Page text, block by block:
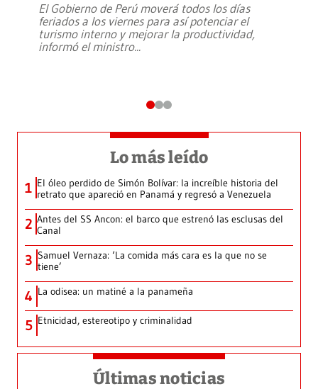
El Gobierno de Perú moverá todos los días
feriados a los viernes para así potenciar el
turismo interno y mejorar la productividad,
informó el ministro...
Lo más leído
1 El óleo perdido de Simón Bolívar: la increíble historia del
retrato que apareció en Panamá y regresó a Venezuela
2 Antes del SS Ancon: el barco que estrenó las esclusas del
Canal
3 Samuel Vernaza: ‘La comida más cara es la que no se
tiene’
4 La odisea: un matiné a la panameña
5 Etnicidad, estereotipo y criminalidad
Últimas noticias